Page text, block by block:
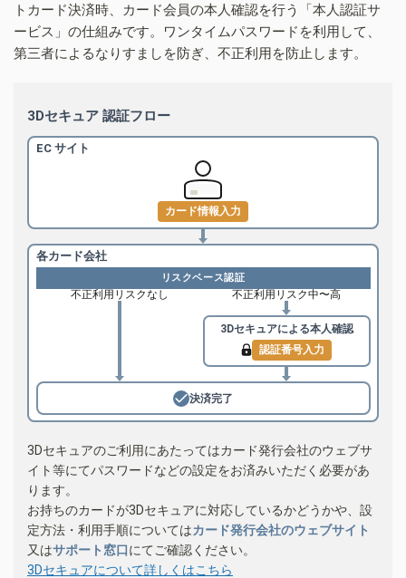
トカード決済時、カード会員の本人確認を行う「本人認証サ
ービス」の仕組みです。ワンタイムパスワードを利用して、
第三者によるなりすましを防ぎ、不正利用を防止します。
3Dセキュア 認証フロー
EC サイト
カード情報入力
各カード会社
リスクベース認証
不正利用リスクなし 不正利用リスク中〜高
3Dセキュアによる本人確認
認証番号入力
決済完了
3Dセキュアのご利用にあたってはカード発行会社のウェブサ
イト等にてパスワードなどの設定をお済みいただく必要があ
ります。
お持ちのカードが3Dセキュアに対応しているかどうかや、設
定方法・利用手順についてはカード発行会社のウェブサイト
又はサポート窓口にてご確認ください。
3Dセキュアについて詳しくはこちら